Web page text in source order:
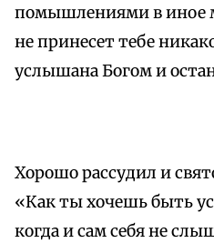
помышлениями в иное
не принесет тебе
услышана Богом и
Хорошо рассудил и
«Как ты хочешь быть
когда и сам себя не